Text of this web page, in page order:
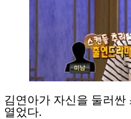
김연아가 자신을 둘러
열었다.